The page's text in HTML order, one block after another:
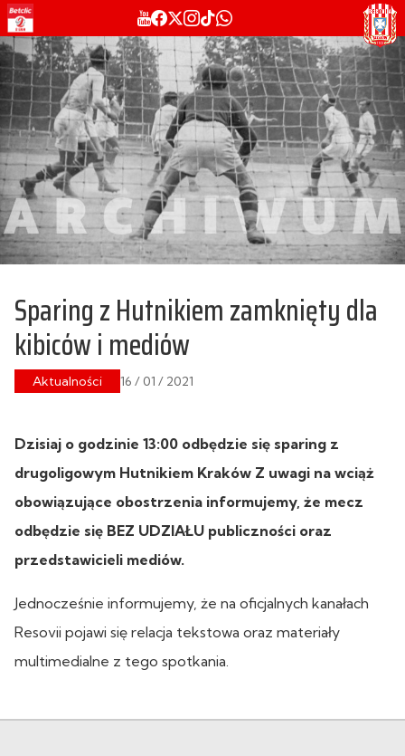
Sparing z Hutnikiem zamknięty dla
kibiców i mediów
Aktualności 16 / 01 / 2021
Dzisiaj o godzinie 13:00 odbędzie się sparing z
drugoligowym Hutnikiem Kraków Z uwagi na wciąż
obowiązujące obostrzenia informujemy, że mecz
odbędzie się BEZ UDZIAŁU publiczności oraz
przedstawicieli mediów.
Jednocześnie informujemy, że na oficjalnych kanałach
Resovii pojawi się relacja tekstowa oraz materiały
multimedialne z tego spotkania.